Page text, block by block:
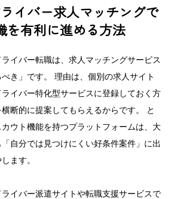
イバー求人マッチングで
を有利に進める方法
イバー転職は、求人マッチングサービス
き」です。 理由は、個別の求人サイト
イバー特化型サービスに登録しておく方
断的に提案してもらえるからです。 と
ウト機能を持つプラットフォームは、大
自分では見つけにくい好条件案件」に出
ます。
イバー派遣サイトや転職支援サービスで